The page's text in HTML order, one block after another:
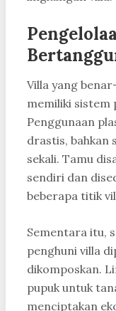
Villa yang
memiliki sistem
Penggunaan
drastis, bahkan
sekali. Tamu
sendiri dan
beberapa titik
Sementara itu,
penghuni villa
dikomposkan.
pupuk untuk
menciptakan